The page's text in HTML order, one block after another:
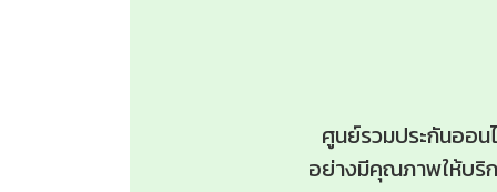
ศูนย์รวมประกันออ
อย่างมีคุณภาพให้บริก